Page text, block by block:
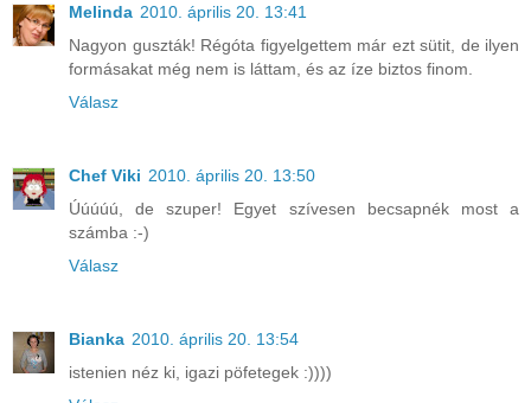
Melinda 2010. április 20. 13:41
Nagyon guszták! Régóta figyelgettem már ezt sütit, de ilyen
formásakat még nem is láttam, és az íze biztos finom.
Válasz
Chef Viki 2010. április 20. 13:50
Úúúúú, de szuper! Egyet szívesen becsapnék most a
számba :-)
Válasz
Bianka 2010. április 20. 13:54
istenien néz ki, igazi pöfetegek :))))